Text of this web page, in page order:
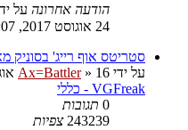
הודעה אחרונה על
24 אוגוסט 2017, 14:07
סטריטס אוף רייג' בסוניק
על ידי
Ax=Battler» 16 אוגוסט 2017, 10:16
VGFreak - כללי
0 תגובות
243239 צפיות